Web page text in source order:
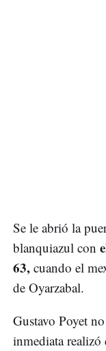
Se le abrió la
blanquiazul con
63, cuando el
de Oyarzabal.
Gustavo Poyet
inmediata realizó